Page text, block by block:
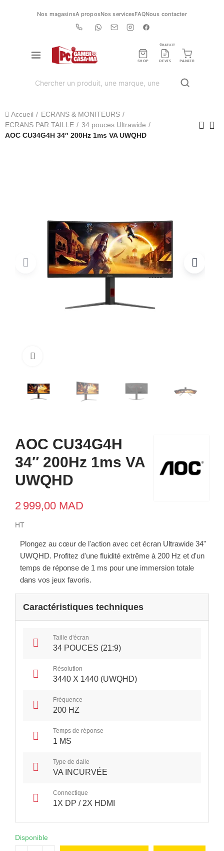
Nos magasinsA proposNos servicesFAQNous contacter
SHOP DEVIS
GRATUIT
PANIER
Accueil
ECRANS & MONITEURS
ECRANS PAR TAILLE
34 pouces Ultrawide
AOC CU34G4H 34″ 200Hz 1ms VA UWQHD
AOC CU34G4H
34″ 200Hz 1ms VA
UWQHD
2 999,00 MAD
HT
Plongez au cœur de l'action avec cet écran Ultrawide 34"
UWQHD. Profitez d'une fluidité extrême à 200 Hz et d'un
temps de réponse de 1 ms pour une immersion totale
dans vos jeux favoris.
Caractéristiques techniques
Taille d'écran
34 POUCES (21:9)
Résolution
3440 X 1440 (UWQHD)
Fréquence
200 HZ
Temps de réponse
1 MS
Type de dalle
VA INCURVÉE
Connectique
1X DP / 2X HDMI
Disponible